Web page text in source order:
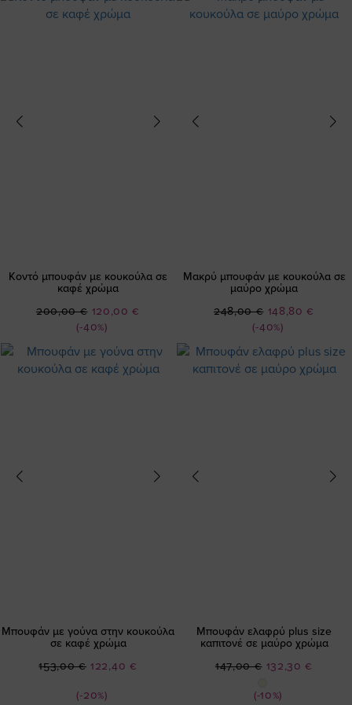
Κοντό μπουφάν με κουκούλα σε
καφέ χρώμα
(-40%)
Ειδική
Τιμή
120,00 €
200,00 €
Μακρύ μπουφάν με κουκούλα σε
μαύρο χρώμα
(-40%)
Ειδική
Τιμή
148,80 €
248,00 €
Μπουφάν με γούνα στην κουκούλα
σε καφέ χρώμα
(-20%)
Ειδική
122,40 €
153,00 €
Μπουφάν ελαφρύ plus size
καπιτονέ σε μαύρο χρώμα
(-10%)
Ειδική
132,30 €
147,00 €